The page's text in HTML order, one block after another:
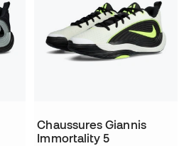
Chaussures Giannis
Immortality 5